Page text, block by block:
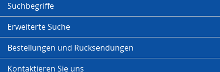
Suchbegriffe
Erweiterte Suche
Bestellungen und Rücksendungen
Kontaktieren Sie uns